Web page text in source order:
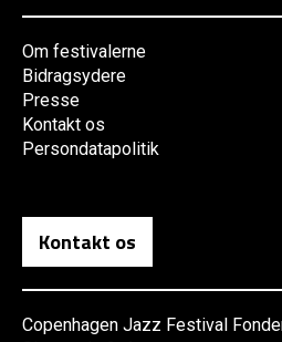
Om festivalerne
Bidragsydere
Presse
Kontakt os
Persondatapolitik
Kontakt os
Copenhagen Jazz Festival